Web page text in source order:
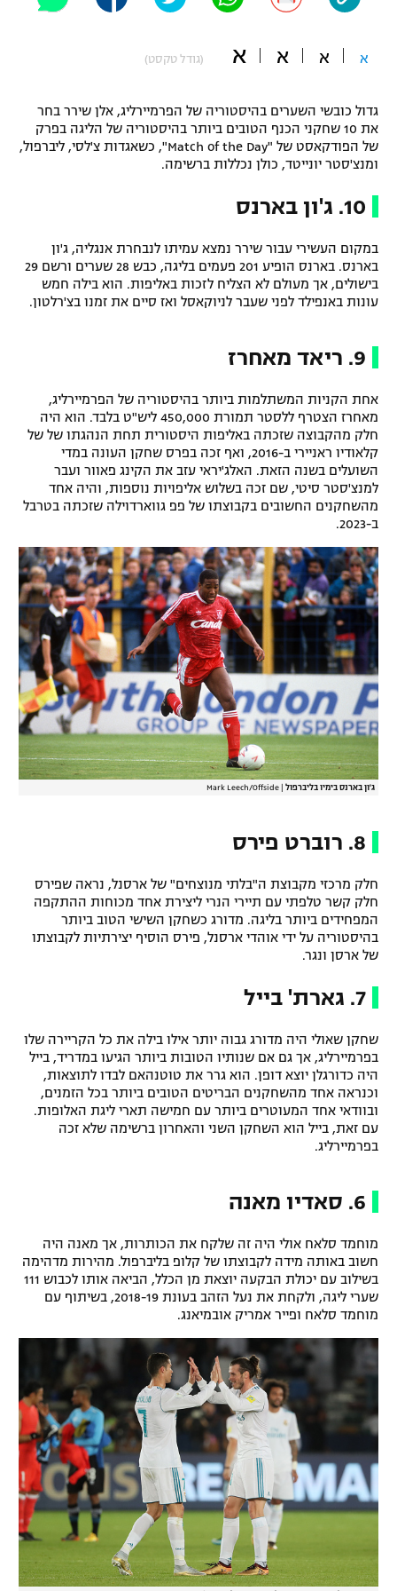
תקנון משתתפים וזוכים בפרסים
תקנון עבור פעילות ספורט 1 – "מרלן"
טניס
גיימינג E-Sports
תנאי שימוש
רשיון להקרנה פומבית לבית עסק
הצטרפות לחבילת הערוצים
לוח דרושים – ג'ובנט
תגיות
המגזין
כדורמים
פוטבול אמריקאי NFL
בייסבול MLB
ספורט אתגרי ואקסטרים
אומנויות לחימה
א א א א (גודל טקסט)
גדול כובשי השערים בהיסטוריה של הפרמיירליג, אלן שירר בחר
את 10 שחקני הכנף הטובים ביותר בהיסטוריה של הליגה בפרק
של הפודקאסט של "Match of the Day", כשאגדות צ'לסי, ליברפול,
ומנצ'סטר יונייטד, כולן נכללות ברשימה.
10. ג'ון בארנס
במקום העשירי עבור שירר נמצא עמיתו לנבחרת אנגליה, ג'ון
בארנס. בארנס הופיע 201 פעמים בליגה, כבש 28 שערים ורשם 29
בישולים, אך מעולם לא הצליח לזכות באליפות. הוא בילה חמש
עונות באנפילד לפני שעבר לניוקאסל ואז סיים את זמנו בצ'רלטון.
9. ריאד מאחרז
אחת הקניות המשתלמות ביותר בהיסטוריה של הפרמיירליג,
מאחרז הצטרף ללסטר תמורת 450,000 ליש"ט בלבד. הוא היה
חלק מהקבוצה שזכתה באליפות היסטורית תחת הנהגתו של של
קלאודיו ראניירי ב-2016, ואף זכה בפרס שחקן העונה במדי
השועלים בשנה הזאת. האלג'יראי עזב את הקינג פאוור ועבר
למנצ'סטר סיטי, שם זכה בשלוש אליפויות נוספות, והיה אחד
מהשחקנים החשובים בקבוצתו של פפ גווארדוילה שזכתה בטרבל
ב-2023.
ג'ון בארנס בימיו בליברפול Mark Leech/Offside
8. רוברט פירס
חלק מרכזי מקבוצת ה"בלתי מנוצחים" של ארסנל, נראה שפירס
חלק קשר טלפתי עם תיירי הנרי ליצירת אחד מכוחות ההתקפה
המפחידים ביותר בליגה. מדורג כשחקן השישי הטוב ביותר
בהיסטוריה על ידי אוהדי ארסנל, פירס הוסיף יצירתיות לקבוצתו
של ארסן ונגר.
7. גארת' בייל
שחקן שאולי היה מדורג גבוה יותר אילו בילה את כל הקריירה שלו
בפרמיירליג, אך גם אם שנותיו הטובות ביותר הגיעו במדריד, בייל
היה כדורגלן יוצא דופן. הוא גרר את טוטנהאם לבדו לתוצאות,
וכנראה אחד מהשחקנים הבריטים הטובים ביותר בכל הזמנים,
ובוודאי אחד המעוטרים ביותר עם חמישה תארי ליגת האלופות.
עם זאת, בייל הוא השחקן השני והאחרון ברשימה שלא זכה
בפרמיירליג.
6. סאדיו מאנה
מוחמד סלאח אולי היה זה שלקח את הכותרות, אך מאנה היה
חשוב באותה מידה לקבוצתו של קלופ בליברפול. מהירות מדהימה
בשילוב עם יכולת הבקעה יוצאת מן הכלל, הביאה אותו לכבוש 111
שערי ליגה, ולקחת את נעל הזהב בעונת 2018-19, בשיתוף עם
מוחמד סלאח ופייר אמריק אובמיאנג.